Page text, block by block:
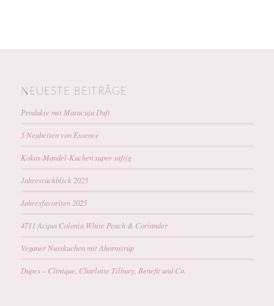
NEUESTE BEITRÄGE
Produkte mit Maracuja Duft
5 Neuheiten von Essence
Kokos-Mandel-Kuchen super saftig
Jahresrückblick 2025
Jahresfavoriten 2025
4711 Acqua Colonia White Peach & Coriander
Veganer Nusskuchen mit Ahornsirup
Dupes – Clinique, Charlotte Tilbury, Benefit und Co.